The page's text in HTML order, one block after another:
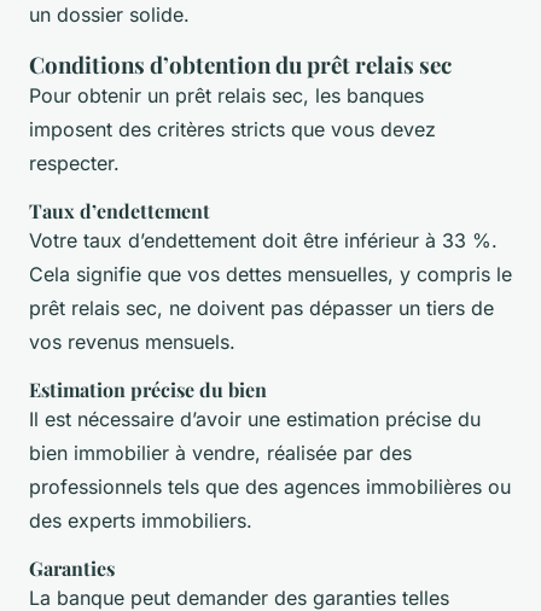
un dossier solide.
Conditions d’obtention du prêt relais sec
Pour obtenir un prêt relais sec, les banques
imposent des critères stricts que vous devez
respecter.
Taux d’endettement
Votre taux d’endettement doit être inférieur à 33 %.
Cela signifie que vos dettes mensuelles, y compris le
prêt relais sec, ne doivent pas dépasser un tiers de
vos revenus mensuels.
Estimation précise du bien
Il est nécessaire d’avoir une estimation précise du
bien immobilier à vendre, réalisée par des
professionnels tels que des agences immobilières ou
des experts immobiliers.
Garanties
La banque peut demander des garanties telles